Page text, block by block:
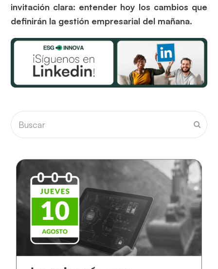
invitación clara: entender hoy los cambios que
definirán la gestión empresarial del mañana.
Buscar